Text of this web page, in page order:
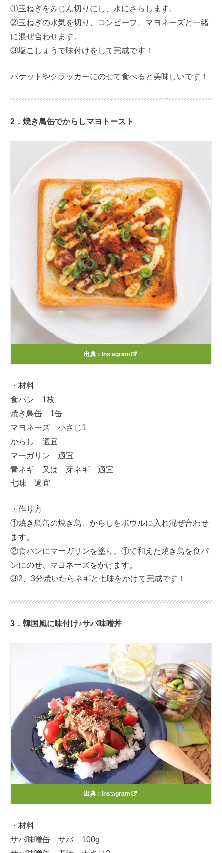
①玉ねぎをみじん切りにし、水にさらします。
②玉ねぎの水気を切り、コンビーフ、マヨネーズと一緒
に混ぜ合わせます。
③塩こしょうで味付けをして完成です！
バケットやクラッカーにのせて食べると美味しいです！
2．焼き鳥缶でからしマヨトースト
出典： Instagram
・材料
食パン 1枚
焼き鳥缶 1缶
マヨネーズ 小さじ1
からし 適宜
マーガリン 適宜
青ネギ 又は 芽ネギ 適宜
七味 適宜
・作り方
①焼き鳥缶の焼き鳥、からしをボウルに入れ混ぜ合わせ
ます。
②食パンにマーガリンを塗り、①で和えた焼き鳥を食パ
ンにのせ、マヨネーズをかけます。
③2 3分焼いたらネギと七味をかけて完成です！
3．韓国風に味付け♪サバ味噌丼
出典： Instagram
・材料
サバ味噌缶 サバ 100g